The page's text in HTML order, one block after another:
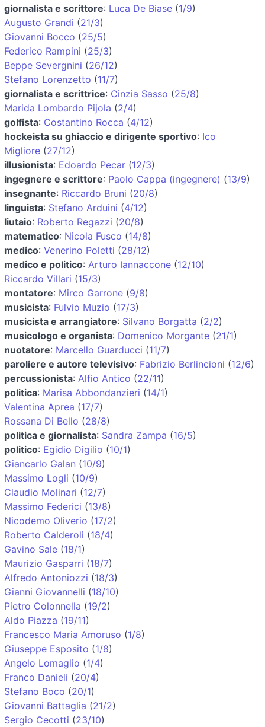
giornalista e scrittore: Luca De Biase (1/9)
Augusto Grandi (21/3)
Giovanni Bocco (25/5)
Federico Rampini (25/3)
Beppe Severgnini (26/12)
Stefano Lorenzetto (11/7)
giornalista e scrittrice: Cinzia Sasso (25/8)
Marida Lombardo Pijola (2/4)
golfista: Costantino Rocca (4/12)
hockeista su ghiaccio e dirigente sportivo: Ico
Migliore (27/12)
illusionista: Edoardo Pecar (12/3)
ingegnere e scrittore: Paolo Cappa (ingegnere) (13/9)
insegnante: Riccardo Bruni (20/8)
linguista: Stefano Arduini (4/12)
liutaio: Roberto Regazzi (20/8)
matematico: Nicola Fusco (14/8)
medico: Venerino Poletti (28/12)
medico e politico: Arturo Iannaccone (12/10)
Riccardo Villari (15/3)
montatore: Mirco Garrone (9/8)
musicista: Fulvio Muzio (17/3)
musicista e arrangiatore: Silvano Borgatta (2/2)
musicologo e organista: Domenico Morgante (21/1)
nuotatore: Marcello Guarducci (11/7)
paroliere e autore televisivo: Fabrizio Berlincioni (12/6)
percussionista: Alfio Antico (22/11)
politica: Marisa Abbondanzieri (14/1)
Valentina Aprea (17/7)
Rossana Di Bello (28/8)
politica e giornalista: Sandra Zampa (16/5)
politico: Egidio Digilio (10/1)
Giancarlo Galan (10/9)
Massimo Logli (10/9)
Claudio Molinari (12/7)
Massimo Federici (13/8)
Nicodemo Oliverio (17/2)
Roberto Calderoli (18/4)
Gavino Sale (18/1)
Maurizio Gasparri (18/7)
Alfredo Antoniozzi (18/3)
Gianni Giovannelli (18/10)
Pietro Colonnella (19/2)
Aldo Piazza (19/11)
Francesco Maria Amoruso (1/8)
Giuseppe Esposito (1/8)
Angelo Lomaglio (1/4)
Franco Danieli (20/4)
Stefano Boco (20/1)
Giovanni Battaglia (21/2)
Sergio Cecotti (23/10)